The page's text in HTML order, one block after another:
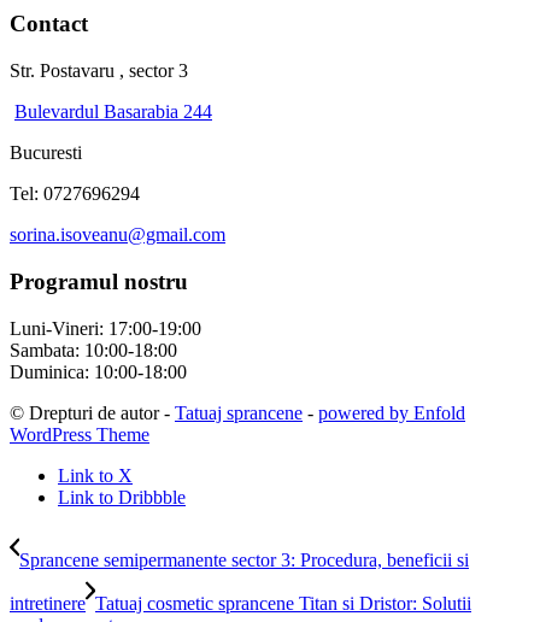
Contact
Str. Postavaru , sector 3
Bulevardul Basarabia 244
Bucuresti
Tel: 0727696294
sorina.isoveanu@gmail.com
Programul nostru
Luni-Vineri: 17:00-19:00
Sambata: 10:00-18:00
Duminica: 10:00-18:00
© Drepturi de autor - Tatuaj sprancene - powered by Enfold
WordPress Theme
Link to X
Link to Dribbble
Sprancene semipermanente sector 3: Procedura, beneficii si
intretinere Tatuaj cosmetic sprancene Titan si Dristor: Solutii